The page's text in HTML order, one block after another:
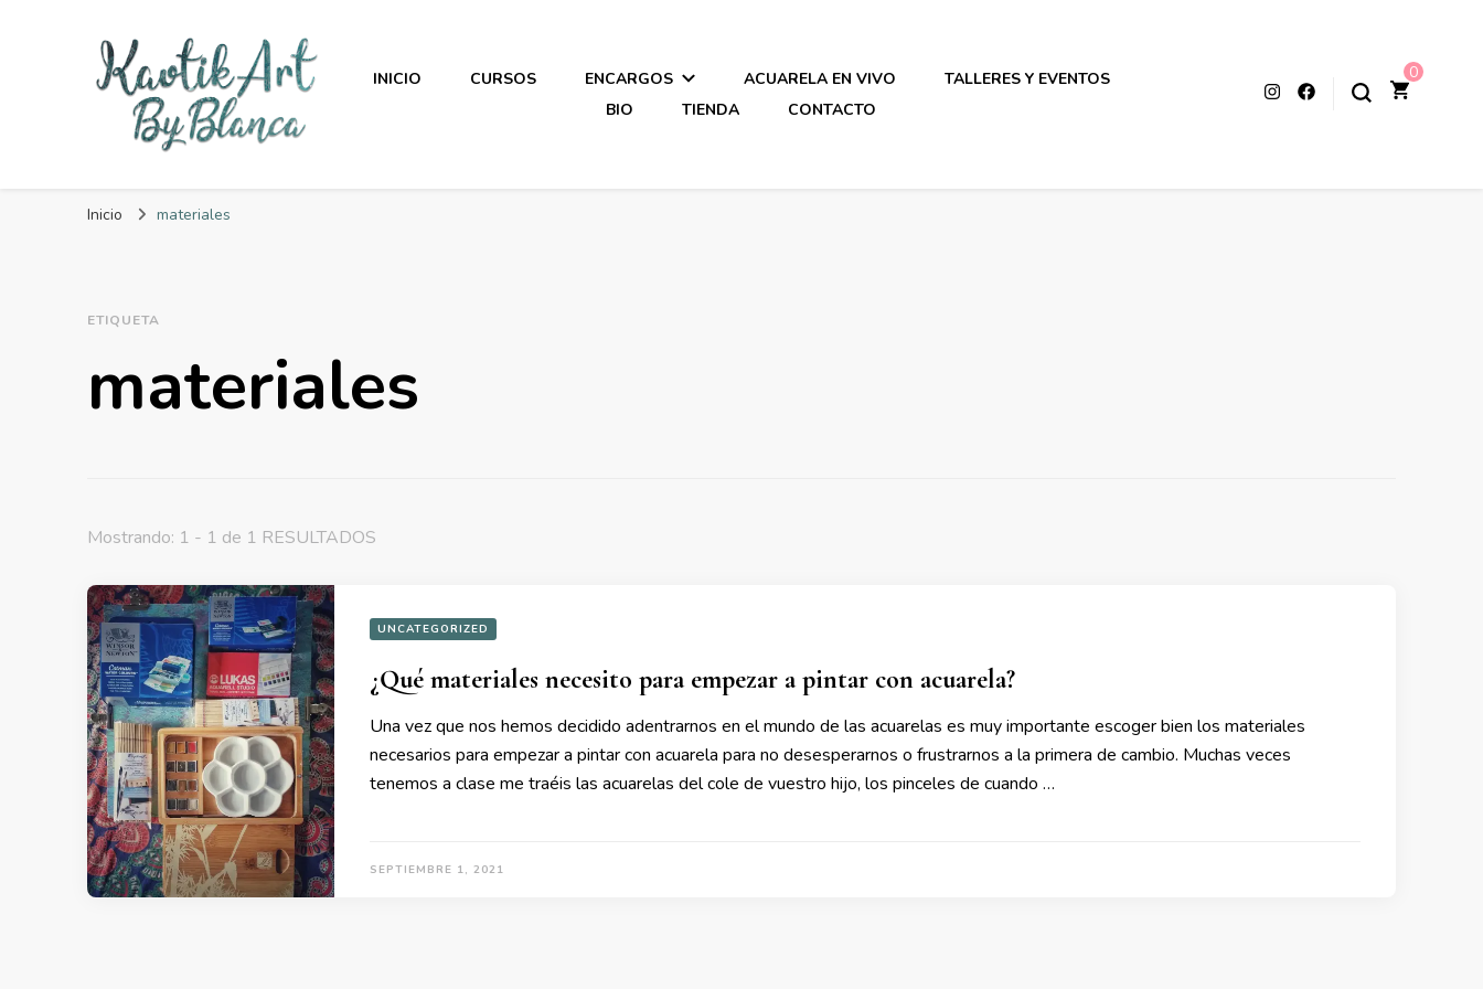
KaotikArt
INICIO CURSOS ENCARGOS ACUARELA EN VIVO
TALLERES Y EVENTOS
BIO
TIENDA CONTACTO
0
Inicio materiales
ETIQUETA
materiales
Mostrando: 1 - 1 de 1 RESULTADOS
UNCATEGORIZED
¿Qué materiales necesito para empezar a pintar con acuarela?
Una vez que nos hemos decidido adentrarnos en el mundo de las acuarelas es muy importante escoger bien los materiales
necesarios para empezar a pintar con acuarela para no desesperarnos o frustrarnos a la primera de cambio. Muchas veces
tenemos a clase me traéis las acuarelas del cole de vuestro hijo, los pinceles de cuando …
SEPTIEMBRE 1, 2021